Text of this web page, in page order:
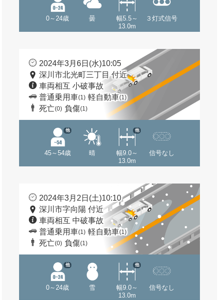
0～24歳 曇
幅5.5～
13.0m
３灯式信号
2024年3月6日(水)10:05
深川市北光町三丁目 付近
車両相互 小破事故
普通乗用車(1) 軽自動車(1)
死亡(0) 負傷(1)
45～54歳
他
晴
幅9.0～
13.0m
他
信号なし
2024年3月2日(土)10:10
深川市字向陽 付近
車両相互 中破事故
普通乗用車(1) 軽自動車(1)
死亡(0) 負傷(1)
0～24歳
他
雪
幅9.0～
13.0m
他
信号なし